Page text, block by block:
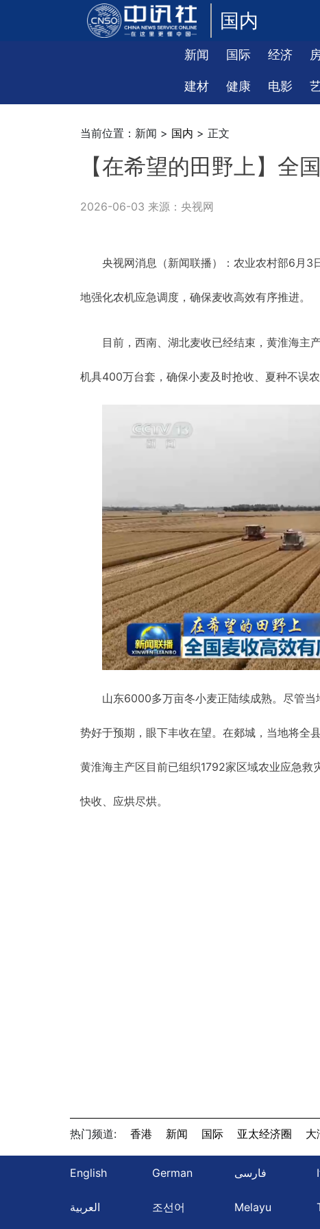
国内
新闻 国际 经济
建材 健康 电影
当前位置：新闻 > 国内 > 正文
【在希望的田野上】全
2026-06-03 来源：央视网
央视网消息（新闻联播）：农业农村部6月3
地强化农机应急调度，确保麦收高效有序推进。
目前，西南、湖北麦收已经结束，黄淮海主
机具400万台套，确保小麦及时抢收、夏种不误农
山东6000多万亩冬小麦正陆续成熟。尽管
势好于预期，眼下丰收在望。在郯城，当地将全
黄淮海主产区目前已组织1792家区域农业应急
快收、应烘尽烘。
热门频道: 香港 新闻 国际 亚太经济圈 大
English German فارسی
العربية 조선어 Melayu